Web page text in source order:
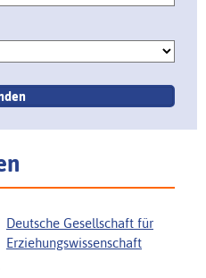
Deutsche Gesellschaft für
Erziehungswissenschaft